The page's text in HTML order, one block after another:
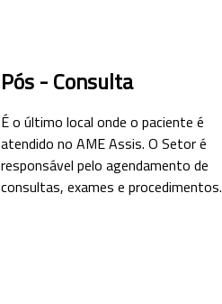
Pós - Consulta
É o último local onde o paciente é
atendido no AME Assis. O Setor é
responsável pelo agendamento de
consultas, exames e procedimentos.